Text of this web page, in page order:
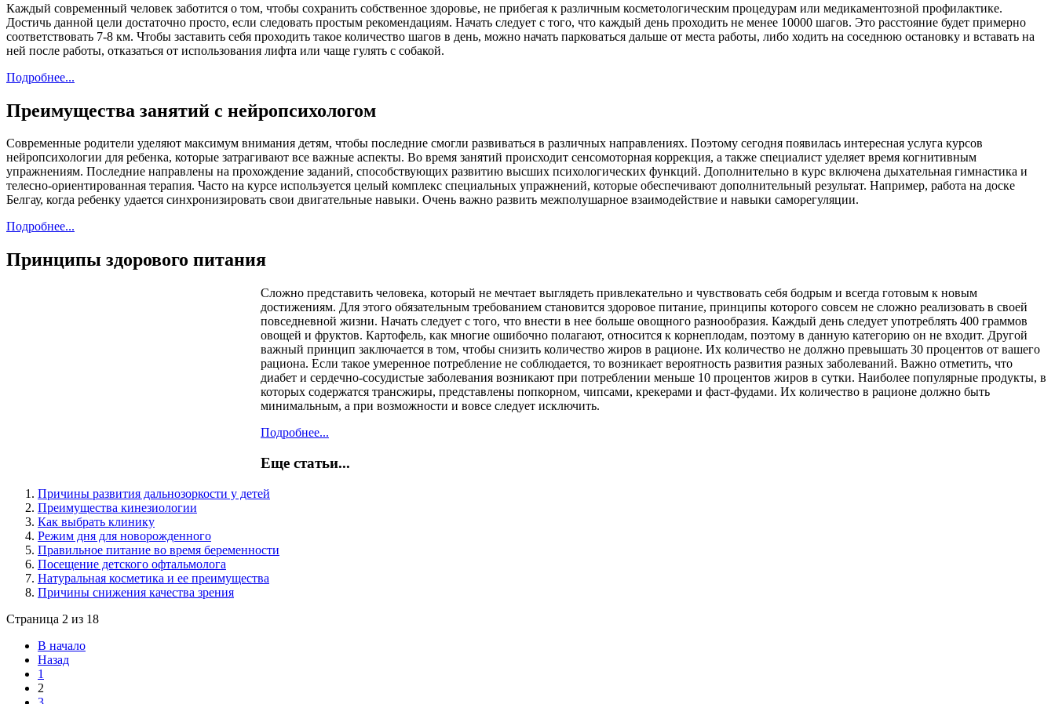
Каждый современный человек заботится о том, чтобы сохранить собственное здоровье, не прибегая к различным косметологическим процедурам или медикаментозной профилактике.
Достичь данной цели достаточно просто, если следовать простым рекомендациям. Начать следует с того, что каждый день проходить не менее 10000 шагов. Это расстояние будет примерно
соответствовать 7-8 км. Чтобы заставить себя проходить такое количество шагов в день, можно начать парковаться дальше от места работы, либо ходить на соседнюю остановку и вставать на
ней после работы, отказаться от использования лифта или чаще гулять с собакой.
Подробнее...
Преимущества занятий с нейропсихологом
Современные родители уделяют максимум внимания детям, чтобы последние смогли развиваться в различных направлениях. Поэтому сегодня появилась интересная услуга курсов
нейропсихологии для ребенка, которые затрагивают все важные аспекты. Во время занятий происходит сенсомоторная коррекция, а также специалист уделяет время когнитивным
упражнениям. Последние направлены на прохождение заданий, способствующих развитию высших психологических функций. Дополнительно в курс включена дыхательная гимнастика и
телесно-ориентированная терапия. Часто на курсе используется целый комплекс специальных упражнений, которые обеспечивают дополнительный результат. Например, работа на доске
Белгау, когда ребенку удается синхронизировать свои двигательные навыки. Очень важно развить межполушарное взаимодействие и навыки саморегуляции.
Подробнее...
Принципы здорового питания
Сложно представить человека, который не мечтает выглядеть привлекательно и чувствовать себя бодрым и всегда готовым к новым
достижениям. Для этого обязательным требованием становится здоровое питание, принципы которого совсем не сложно реализовать в своей
повседневной жизни. Начать следует с того, что внести в нее больше овощного разнообразия. Каждый день следует употреблять 400 граммов
овощей и фруктов. Картофель, как многие ошибочно полагают, относится к корнеплодам, поэтому в данную категорию он не входит. Другой
важный принцип заключается в том, чтобы снизить количество жиров в рационе. Их количество не должно превышать 30 процентов от вашего
рациона. Если такое умеренное потребление не соблюдается, то возникает вероятность развития разных заболеваний. Важно отметить, что
диабет и сердечно-сосудистые заболевания возникают при потреблении меньше 10 процентов жиров в сутки. Наиболее популярные продукты, в
которых содержатся трансжиры, представлены попкорном, чипсами, крекерами и фаст-фудами. Их количество в рационе должно быть
минимальным, а при возможности и вовсе следует исключить.
Подробнее...
Еще статьи...
Причины развития дальнозоркости у детей
Преимущества кинезиологии
Как выбрать клинику
Режим дня для новорожденного
Правильное питание во время беременности
Посещение детского офтальмолога
Натуральная косметика и ее преимущества
Причины снижения качества зрения
Страница 2 из 18
В начало
Назад
1
2